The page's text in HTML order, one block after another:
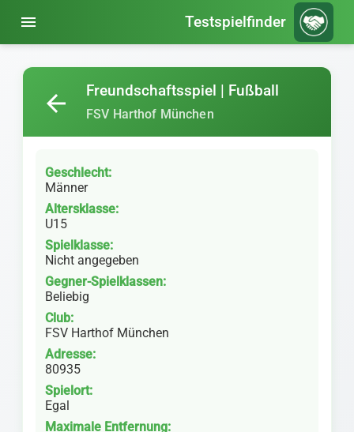
menu Testspielfinder
Freundschaftsspiel | Fußball
FSV Harthof München
arrow_back
Geschlecht:
Männer
Altersklasse:
U15
Spielklasse:
Nicht angegeben
Gegner-Spielklassen:
Beliebig
Club:
FSV Harthof München
Adresse:
80935
Spielort:
Egal
Maximale Entfernung: